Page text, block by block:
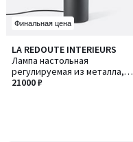
Финальная цена
LA REDOUTE INTERIEURS
Лампа настольная
регулируемая из металла,
Zinor / Зинор
21000 ₽